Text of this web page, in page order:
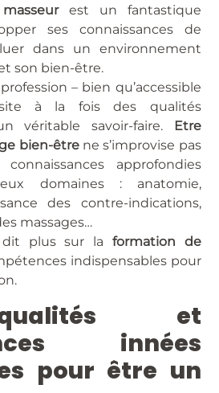
est un fantastique
ses connaissances de
dans un environnement
son bien-être.
– bien qu’accessible
à la fois des qualités
véritable savoir-faire.
Etre
bien-êtrene s’improvise pas
approfondies
domaines : anatomie,
des contre-indications,
massages…
dit plus sur la formation de
indispensables pour
et
innées
pour être un